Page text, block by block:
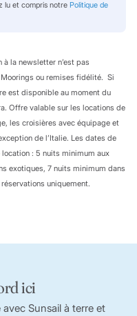
lu et compris notre Politique de
à la newsletter n’est pas
ou remises fidélité. Si
est disponible au moment du
Offre valable sur les locations de
les croisières avec équipage et
de l’Italie. Les dates de
: 5 nuits minimum aux
exotiques, 7 nuits minimum dans
uniquement.
ici
Sunsail à terre et